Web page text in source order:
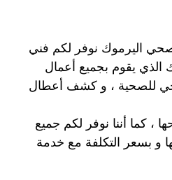
صحي اليرموك نوفر لكم فني
الذي يقوم بجميع أعمال
للصحية ، و كشف أعطال
، كما أننا نوفر لكم جميع
و بسعر التكلفة مع خدمة